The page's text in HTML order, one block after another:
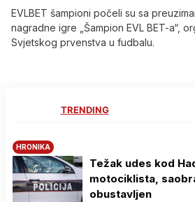
EVLBET šampioni počeli su sa
nagradne igre „Šampion EVL BET-a“,
Svjetskog prvenstva u fudbalu.
TRENDING
HRONIKA
Težak udes kod
motociklista,
obustavljen